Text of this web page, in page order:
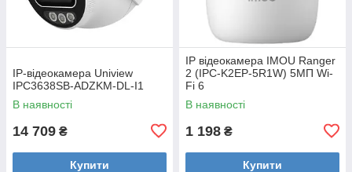
IP-відеокамера Uniview
IPC3638SB-ADZKM-DL-I1
В наявності
14 709 ₴
Купити
IP відеокамера IMOU Ranger
2 (IPC-K2EP-5R1W) 5МП Wi-
Fi 6
В наявності
1 198 ₴
Купити